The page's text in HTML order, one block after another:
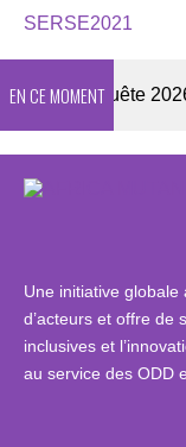
SERSE2021
EN CE MOMENT
Enquête 2026
Une initiative
d’acteurs et offre de
inclusives et
au service des ODD